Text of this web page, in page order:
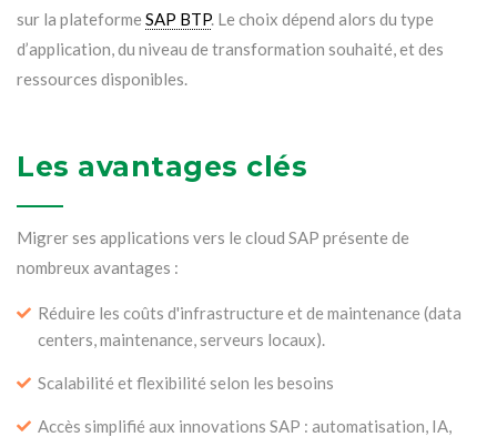
sur la plateforme SAP BTP. Le choix dépend alors du type
d’application, du niveau de transformation souhaité, et des
ressources disponibles.
Les avantages clés
Migrer ses applications vers le cloud SAP présente de
nombreux avantages :
Réduire les coûts d'infrastructure et de maintenance (data
centers, maintenance, serveurs locaux).
Scalabilité et flexibilité selon les besoins
Accès simplifié aux innovations SAP : automatisation, IA,